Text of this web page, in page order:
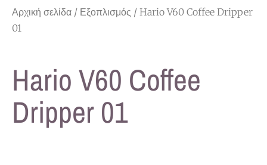
Αρχική σελίδα / Εξοπλισμός / Hario V60 Coffee Dripper
01
Hario V60 Coffee
Dripper 01